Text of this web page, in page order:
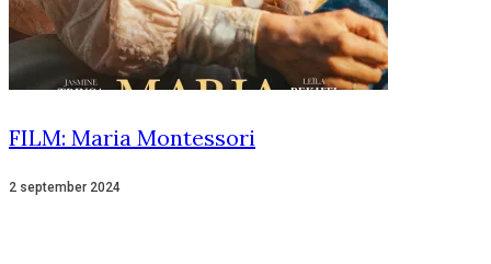
FILM: Maria Montessori
2 september 2024